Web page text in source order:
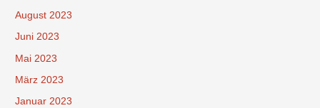
August 2023
Juni 2023
Mai 2023
März 2023
Januar 2023